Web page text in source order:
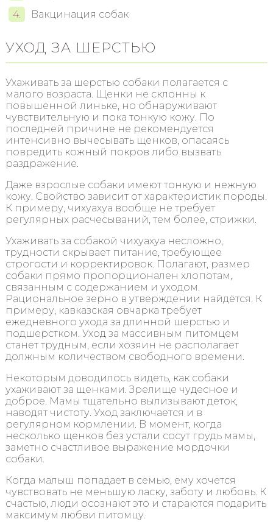
Вакцинация собак
УХОД ЗА ШЕРСТЬЮ
Ухаживать за шерстью собаки полагается с
малого возраста. Щенки не склонны к
повышенной линьке, но обнаруживают
чувствительную и пока тонкую кожу. По
последней причине не рекомендуется
интенсивно вычесывать щенков, опасаясь
повредить кожный покров либо вызвать
раздражение.
Даже взрослые собаки имеют тонкую и нежную
кожу. Свойство зависит от характеристик породы.
К примеру, чихуахуа вообще не требует
регулярных расчесываний, тем более, стрижки.
Ухаживать за собакой чихуахуа несложно,
трудности скрывает питание, требующее
строгости и корректировок. Полагают, размер
собаки прямо пропорционален хлопотам,
связанным с содержанием и уходом.
Рациональное зерно в утверждении найдётся. К
примеру, кавказская овчарка требует
ежедневного ухода за длинной шерстью и
подшерстком. Уход за массивным питомцем
станет трудным, если хозяин не располагает
должным количеством свободного времени.
Некоторым доводилось видеть, как собаки
ухаживают за щенками. Зрелище чудесное и
доброе. Мамы тщательно вылизывают деток,
наводят чистоту. Уход заключается и в
регулярном кормлении. В момент, когда
несколько щенков без устали сосут грудь мамы,
заметно счастливое выражение мордочки
собаки.
Когда малыш попадает в семью, ему хочется
чувствовать не меньшую ласку, заботу и любовь. К
счастью, люди осознают это и стараются подарить
максимум любви питомцу.